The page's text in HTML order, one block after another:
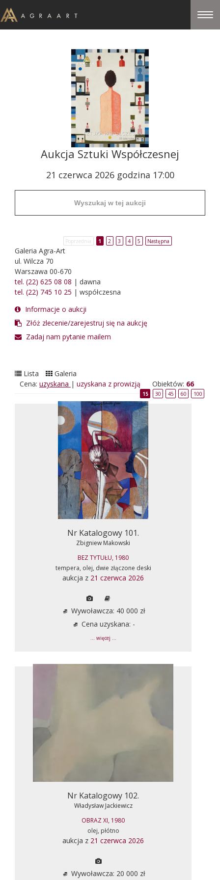
Aukcja Sztuki Współczesnej
21 czerwca 2026 godzina 17:00
Poprzednia 1 2 3 4 5 Następna
Galeria Agra-Art
ul. Wilcza 70
Warszawa 00-670
tel. (22) 625 08 08 | dawna
tel. (22) 745 10 25 | współczesna
Informacje o aukcji
Złóż zlecenie/zarejestruj się na aukcję
Zadaj nam pytanie mailem
Lista
Galeria
Cena: uzyskana | uzyskana z prowizją Obiektów: 66
15 30 45 60 100
Nr Katalogowy 101.
Zbigniew Makowski
BEZ TYTUŁU, 1980
tempera, olej, dwie złączone deski
aukcja z 21 czerwca 2026
Wywoławcza: 40 000 zł
Cena uzyskana: -
... więcej ...
Nr Katalogowy 102.
Władysław Jackiewicz
OBRAZ XI, 1980
olej, płótno
aukcja z 21 czerwca 2026
Wywoławcza: 20 000 zł